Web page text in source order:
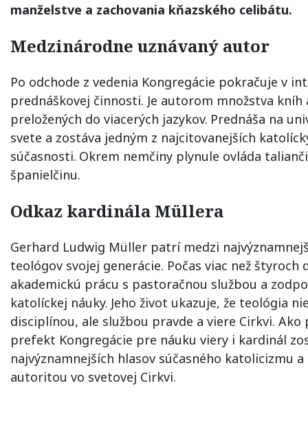
manželstve a zachovania kňazského celibátu.
Medzinárodne uznávaný autor
Po odchode z vedenia Kongregácie pokračuje v
prednáškovej činnosti. Je autorom množstva kníh
preložených do viacerých jazykov. Prednáša na
svete a zostáva jedným z najcitovanejších
súčasnosti. Okrem nemčiny plynule ovláda
španielčinu.
Odkaz kardinála Müllera
Gerhard Ludwig Müller patrí medzi
teológov svojej generácie. Počas viac než štyroch
akademickú prácu s pastoračnou službou a
katolíckej náuky. Jeho život ukazuje, že teológia
disciplínou, ale službou pravde a viere Cirkvi.
prefekt Kongregácie pre náuku viery i kardinál
najvýznamnejších hlasov súčasného katolicizmu
autoritou vo svetovej Cirkvi.